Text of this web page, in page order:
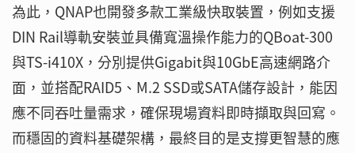
為此，QNAP也開發多款工業級快取裝置，例如支援
DIN Rail導軌安裝並具備寬溫操作能力的QBoat-300
與TS-i410X，分別提供Gigabit與10GbE高速網路介
面，並搭配RAID5、M.2 SSD或SATA儲存設計，能因
應不同吞吐量需求，確保現場資料即時擷取與回寫。
而穩固的資料基礎架構，最終目的是支撐更智慧的應